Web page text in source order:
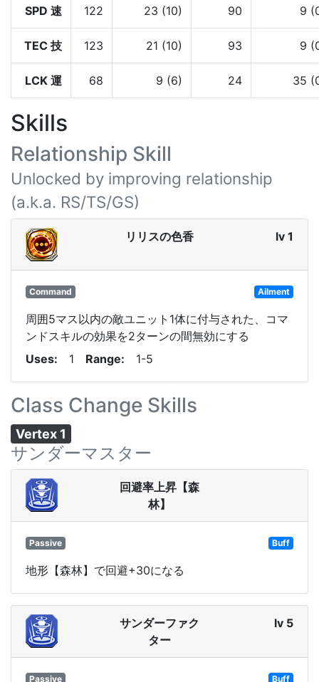
SPD 速 122 23 (10) 90 9
TEC 技 123 21 (10) 93 9
LCK 運 68 9 (6) 24 35
Skills
Relationship Skill
Unlocked by improving relationship
(a.k.a. RS/TS/GS)
リリスの色香 lv 1
Command Ailment
周囲5マス以内の敵ユニット1体に付与された、コマ
ンドスキルの効果を2ターンの間無効にする
Uses
1 Range 1-5
Class Change Skills
Vertex 1
サンダーマスター
回避率上昇【森
林】
Passive Buff
地形【森林】で回避+30になる
サンダーファク
ター
lv 5
Passive Buff